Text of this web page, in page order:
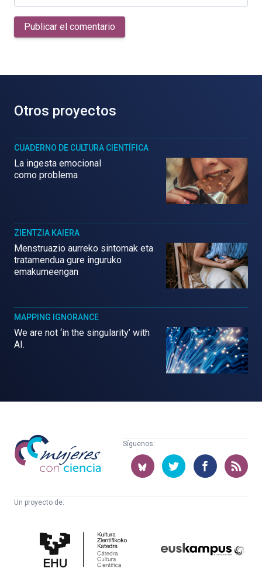
Publicar el comentario
Otros proyectos
CUADERNO DE CULTURA CIENTÍFICA
La ingesta emocional
como problema
ZIENTZIA KAIERA
Menstruazio aurreko sintomak eta
tratamendua gure inguruko
emakumeengan
MAPPING IGNORANCE
We are not ‘in the singularity’ with
AI.
Mujeres
con
ciencia
Síguenos:
Un proyecto de:
Cultura
Científica